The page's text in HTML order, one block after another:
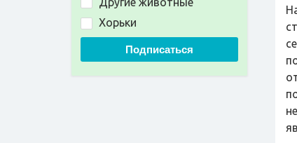
Хорьки
Подписаться